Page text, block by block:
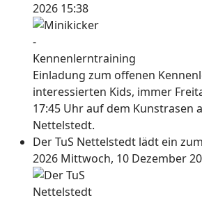
2026 15:38
Einladung zum offenen
interessierten Kids, immer
17:45 Uhr auf dem Kunstrasen
Nettelstedt.
Der TuS Nettelstedt lädt ein
2026 Mittwoch, 10 Dezember